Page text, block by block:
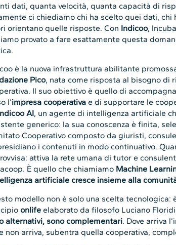
dati, quanta velocità, quanta capacità di
ci chiediamo chi ha scelto quei dati,
orientano quelle risposte. Con Indicoo,
provato a fare esattamente questa
è la nuova infrastruttura abilitante
Pico, nata come risposta al bisogno di
Il suo obiettivo è quello di
l’impresa cooperativae di supportare le
AI, un agente di intelligenza artificiale
generico: la sua conoscenza è finita,
Cooperativo composto da giuristi,
i contenuti in modo continuativo.
attiva la rete umana di tutor e
È quello che chiamiamo Machine
artificiale cresce insieme alla
modello non è solo una scelta tecnologica:
onlife elaborato da filosofo Luciano
alternativi, sono complementari. Dove arriva
non arriva, subentra quella cooperativa,